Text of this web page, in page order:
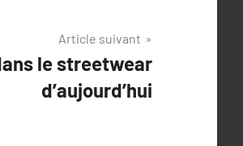
Article suivant
le streetwear
d’aujourd’hui